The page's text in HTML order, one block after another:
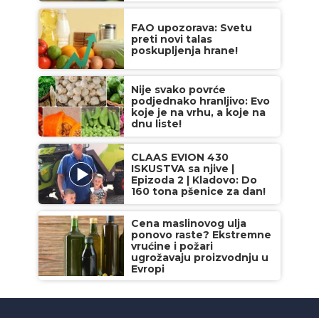
FAO upozorava: Svetu
preti novi talas
poskupljenja hrane!
Nije svako povrće
podjednako hranljivo: Evo
koje je na vrhu, a koje na
dnu liste!
CLAAS EVION 430
ISKUSTVA sa njive |
Epizoda 2 | Kladovo: Do
160 tona pšenice za dan!
Cena maslinovog ulja
ponovo raste? Ekstremne
vrućine i požari
ugrožavaju proizvodnju u
Evropi